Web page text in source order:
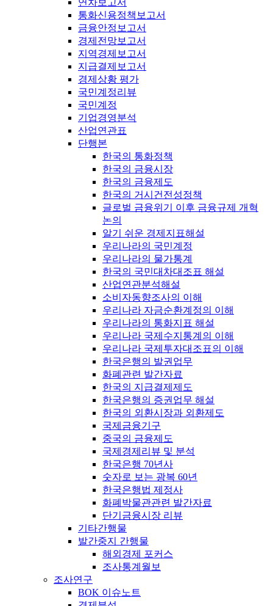
연차보고서
통화신용정책보고서
금융안정보고서
경제전망보고서
지역경제보고서
지급결제보고서
경제상황 평가
국민계정리뷰
국민계정
기업경영분석
산업연관표
단행본
한국의 통화정책
한국의 금융시장
한국의 금융제도
한국의 거시건전성정책
글로벌 금융위기 이후 금융규제 개혁
논의
알기 쉬운 경제지표해설
우리나라의 국민계정
우리나라의 물가통계
한국의 국민대차대조표 해설
산업연관분석해설
소비자동향조사의 이해
우리나라 자금순환계정의 이해
우리나라의 통화지표 해설
우리나라 국제수지통계의 이해
우리나라 국제투자대조표의 이해
한국은행의 발권업무
화폐관련 발간자료
한국의 지급결제제도
한국은행의 증권업무 해설
한국의 외환시장과 외환제도
국제금융기구
중국의 금융제도
국제경제리뷰 및 분석
한국은행 70년사
숫자로 보는 광복 60년
한국은행법 제정사
화폐박물관관련 발간자료
단기금융시장 리뷰
기타간행물
발간중지 간행물
해외경제 포커스
조사통계월보
조사연구
BOK 이슈노트